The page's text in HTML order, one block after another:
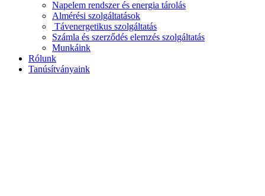
Napelem rendszer és energia tárolás
Almérési szolgáltatások
Távenergetikus szolgáltatás
Számla és szerződés elemzés szolgáltatás
Munkáink
Rólunk
Tanúsítványaink